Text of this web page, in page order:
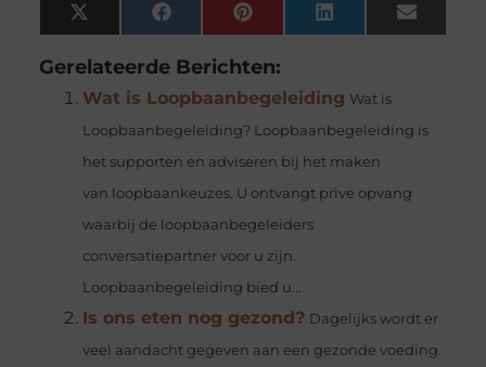
X
(Twitter)
FacebookPinterest LinkedIn Email
Gerelateerde Berichten:
Wat is Loopbaanbegeleiding Wat is
Loopbaanbegeleiding? Loopbaanbegeleiding is
het supporten en adviseren bij het maken
van loopbaankeuzes. U ontvangt prive opvang
waarbij de loopbaanbegeleiders
conversatiepartner voor u zijn.
Loopbaanbegeleiding bied u...
Is ons eten nog gezond? Dagelijks wordt er
veel aandacht gegeven aan een gezonde voeding.